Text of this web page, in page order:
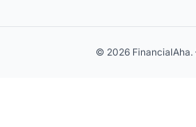
© 2026 FinancialAha.